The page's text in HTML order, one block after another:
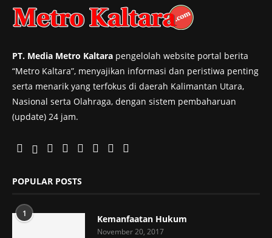
PT. Media Metro Kaltara pengelolah website portal berita
“Metro Kaltara”, menyajikan informasi dan peristiwa penting
serta menarik yang terfokus di daerah Kalimantan Utara,
Nasional serta Olahraga, dengan sistem pembaharuan
(update) 24 jam.
POPULAR POSTS
1 Kemanfaatan Hukum
November 20, 2017